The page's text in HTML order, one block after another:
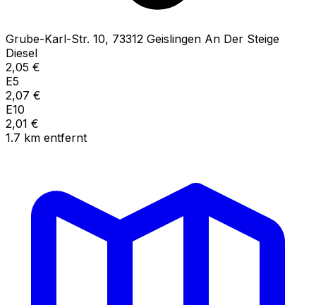
Grube-Karl-Str. 10, 73312 Geislingen An Der Steige
Diesel
2,05 €
E5
2,07 €
E10
2,01 €
1.7 km entfernt